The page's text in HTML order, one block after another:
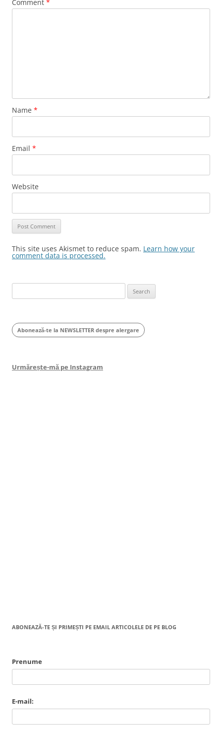
Comment *
Name *
Email *
Website
This site uses Akismet to reduce spam. Learn how your
comment data is processed.
for:
Abonează-te la NEWSLETTER despre alergare
Urmărește-mă pe Instagram
ABONEAZĂ-TE ȘI PRIMEȘTI PE EMAIL ARTICOLELE DE PE BLOG
Prenume
E-mail: